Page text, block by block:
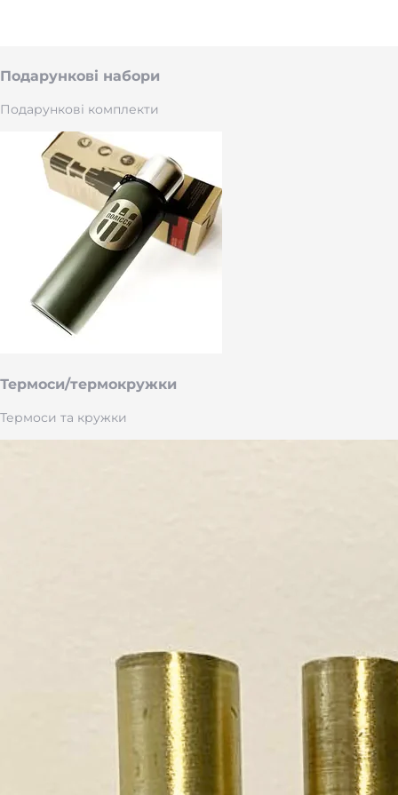
Подарункові набори
Подарункові комплекти
Термоси/термокружки
Термоси та кружки